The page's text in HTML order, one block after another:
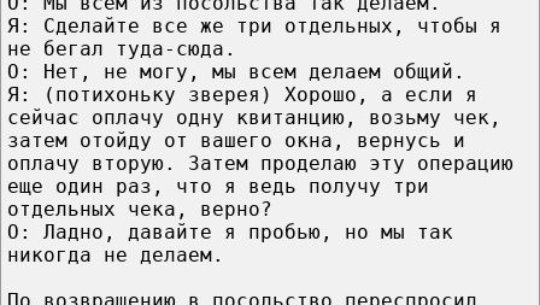
Я: Сделайте все же три отдельных, чтобы я
не бегал туда-сюда.
О: Нет, не могу, мы всем делаем общий.
Я: (потихоньку зверея) Хорошо, а если я
сейчас оплачу одну квитанцию, возьму чек,
затем отойду от вашего окна, вернусь и
оплачу вторую. Затем проделаю эту операцию
еще один раз, что я ведь получу три
отдельных чека, верно?
О: Ладно, давайте я пробью, но мы так
никогда не делаем.
По возвращению в посольство переспросил,